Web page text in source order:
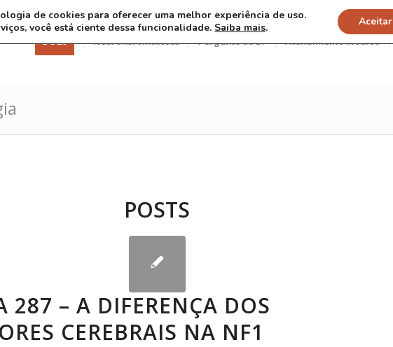
3 8 26 Neurofibromatoses Pergunte ao Dr Atendimento Médico
POSTS
287 – A DIFERENÇA DOS
CEREBRAIS NA NF1
de cookies para oferecer uma melhor experiência de uso.
você está ciente dessa funcionalidade. Saiba mais. Aceitar